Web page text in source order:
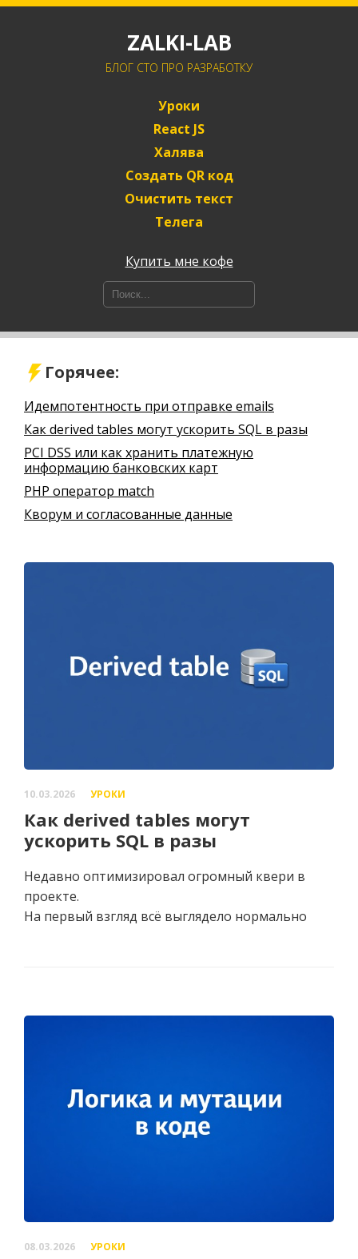
ZALKI-LAB
БЛОГ CTO ПРО РАЗРАБОТКУ
Уроки
React JS
Халява
Создать QR код
Очистить текст
Телега
Купить мне кофе
Горячее:
Идемпотентность при отправке emails
Как derived tables могут ускорить SQL в разы
PCI DSS или как хранить платежную
информацию банковских карт
PHP оператор match
Кворум и согласованные данные
10.03.2026 УРОКИ
Как derived tables могут
ускорить SQL в разы
Недавно оптимизировал огромный квери в
проекте.
На первый взгляд всё выглядело нормально
08.03.2026 УРОКИ